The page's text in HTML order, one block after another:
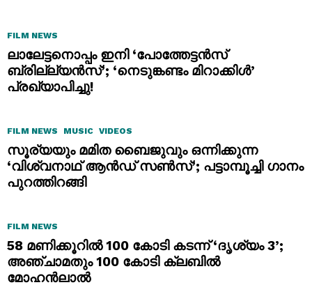
FILM NEWS
ലാലേട്ടനൊപ്പം ഇനി ‘പോത്തേട്ടൻസ്
ബ്രില്ല്യൻസ്’; ‘നെടുങ്കണ്ടം മിറാക്കിൾ’
പ്രഖ്യാപിച്ചു!
FILM NEWS MUSIC VIDEOS
സൂര്യയും മമിത ബൈജുവും ഒന്നിക്കുന്ന
‘വിശ്വനാഥ് ആൻഡ് സൺസ്’; പട്ടാമ്പൂച്ചി ഗാനം
പുറത്തിറങ്ങി
FILM NEWS
58 മണിക്കൂറിൽ 100 കോടി കടന്ന് ‘ദൃശ്യം 3’;
അഞ്ചാമതും 100 കോടി ക്ലബിൽ
മോഹൻലാൽ